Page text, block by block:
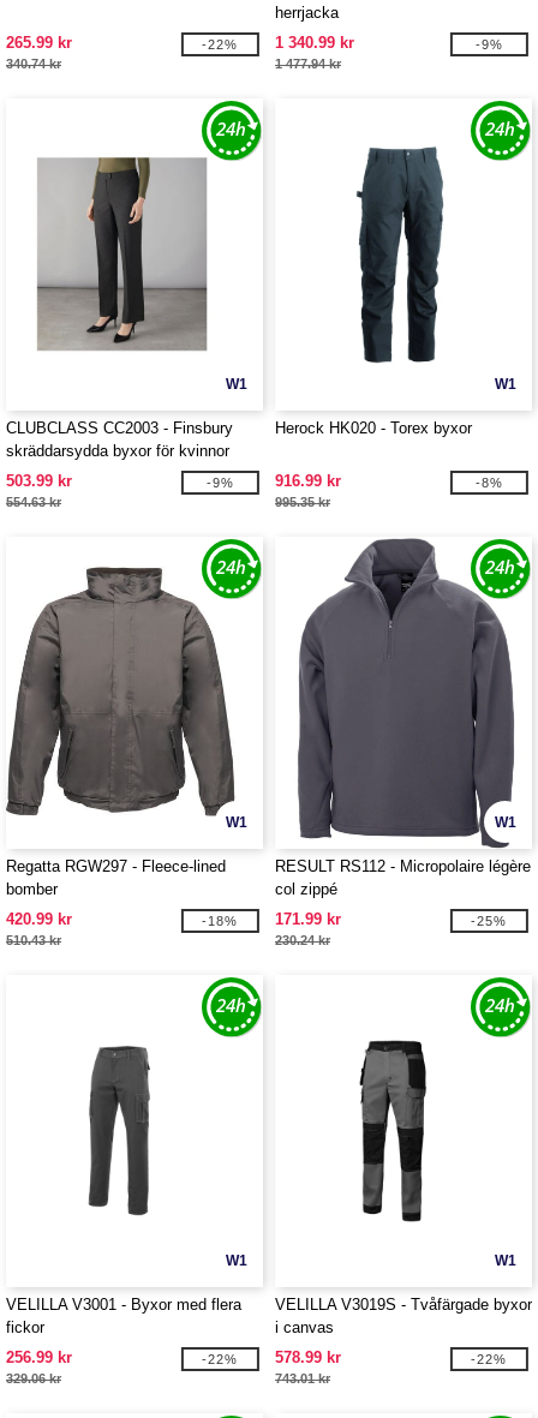
265.99 kr
340.74 kr
-22%
herrjacka
1 340.99 kr
1 477.94 kr
-9%
W1
CLUBCLASS CC2003 - Finsbury
skräddarsydda byxor för kvinnor
503.99 kr
554.63 kr
-9%
W1
Herock HK020 - Torex byxor
916.99 kr
995.35 kr
-8%
W1
Regatta RGW297 - Fleece-lined
bomber
420.99 kr
510.43 kr
-18%
W1
RESULT RS112 - Micropolaire légère
col zippé
171.99 kr
230.24 kr
-25%
W1
VELILLA V3001 - Byxor med flera
fickor
256.99 kr
329.06 kr
-22%
W1
VELILLA V3019S - Tvåfärgade byxor
i canvas
578.99 kr
743.01 kr
-22%